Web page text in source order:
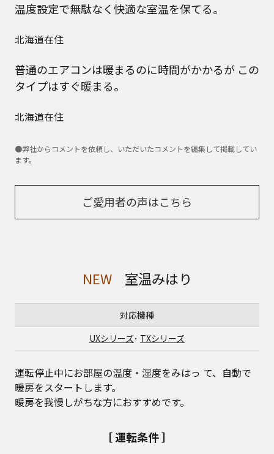
温度設定で無駄なく快適な室温を保てる。
北海道在住
普通のエアコンは暖まるのに時間がかかるが この
タイプはすぐ暖まる。
北海道在住
●弊社からコメントを依頼し、いただいたコメントを編集して掲載してい
ます。
ご愛用者の声はこちら
NEW 室温みはり
対応機種
UXシリーズ･ TXシリーズ
運転停止中にお部屋の温度・湿度をみはっ て、自動で
暖房をスタートします。
暖房を我慢しがちな方におすすめです。
［ 運転条件 ］